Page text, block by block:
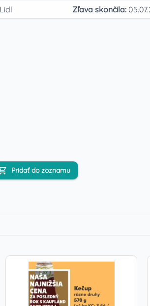
Lidl Zľava skončila:
Pridať do zoznamu